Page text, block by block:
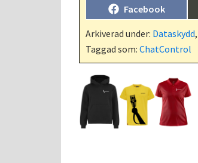
Dela
på
Facebook
Arkiverad under: Dataskydd,
Taggad som: ChatControl